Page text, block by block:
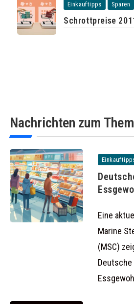
Einkauftipps Sparen
Schrottpreise
Nachrichten zum
Eine
Marine
(MSC)
Deutsche